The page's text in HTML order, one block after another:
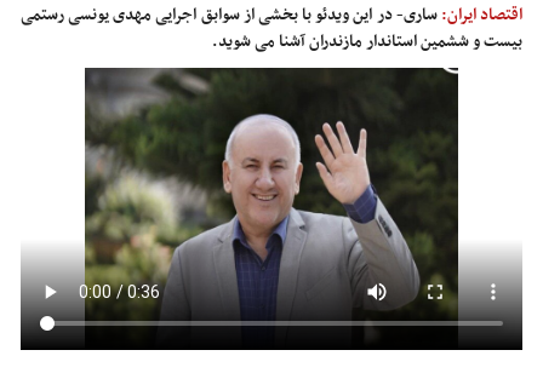
اقتصاد ایران:ساری- در این ویدئو با بخشی از سوابق اجرایی مهدی یونسی رستمی
بیست و ششمین استاندار مازندران آشنا می شوید.